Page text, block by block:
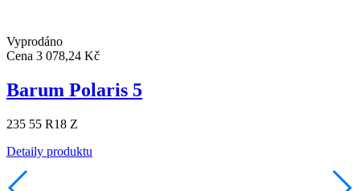
Vyprodáno
Cena 3 078,24 Kč
Barum Polaris 5
235 55 R18 Z
Detaily produktu